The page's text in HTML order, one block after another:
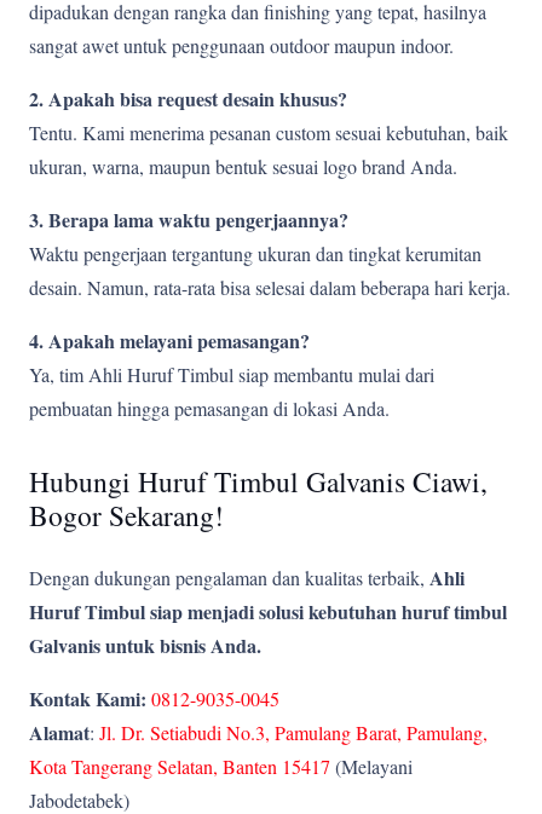
dipadukan dengan rangka dan finishing yang tepat, hasilnya
sangat awet untuk penggunaan outdoor maupun indoor.
2. Apakah bisa request desain khusus?
Tentu. Kami menerima pesanan custom sesuai kebutuhan, baik
ukuran, warna, maupun bentuk sesuai logo brand Anda.
3. Berapa lama waktu pengerjaannya?
Waktu pengerjaan tergantung ukuran dan tingkat kerumitan
desain. Namun, rata-rata bisa selesai dalam beberapa hari kerja.
4. Apakah melayani pemasangan?
Ya, tim Ahli Huruf Timbul siap membantu mulai dari
pembuatan hingga pemasangan di lokasi Anda.
Hubungi Huruf Timbul Galvanis Ciawi,
Bogor Sekarang!
Dengan dukungan pengalaman dan kualitas terbaik, Ahli
Huruf Timbul siap menjadi solusi kebutuhan huruf timbul
Galvanis untuk bisnis Anda.
Kontak Kami: 0812-9035-0045
Alamat: Jl. Dr. Setiabudi No.3, Pamulang Barat, Pamulang,
Kota Tangerang Selatan, Banten 15417 (Melayani
Jabodetabek)